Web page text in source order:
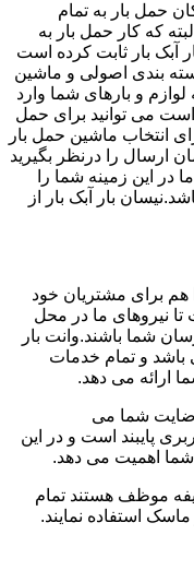
حمل بار به تمام
که کار حمل بار به
آبک بار ثابت کرده است
بندی اصولی و ماشین
و بارهای شما وارد
می توانید برای حمل
انتخاب ماشین حمل بار
ارسال را درنظر بگیرید
در این زمینه شما را
بار آبک بار از
هم برای مشتریان خود
نیروهای ما در محل
شما باشند.وانت بار
باشد و تمام خدمات
ارائه می دهد.
شما می
پایبند است و در این
اهمیت می دهد.
موظف هستند تمام
استفاده نمایند.